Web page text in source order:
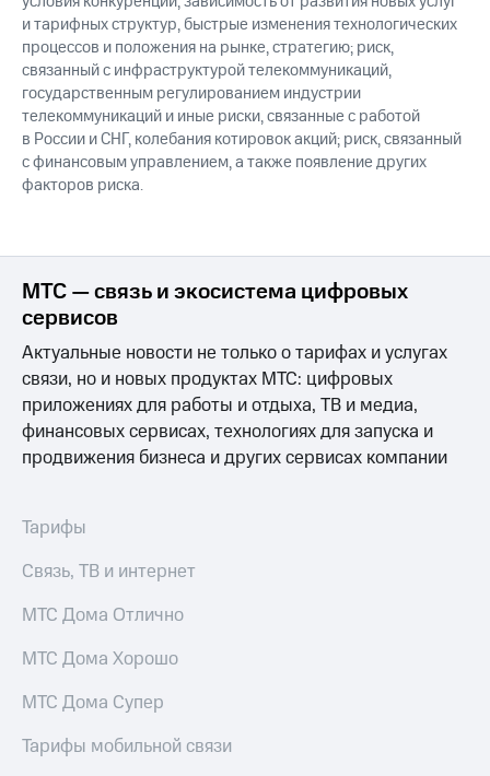
и тарифных структур, быстрые изменения технологических
процессов и положения на рынке, стратегию; риск,
связанный с инфраструктурой телекоммуникаций,
государственным регулированием индустрии
телекоммуникаций и иные риски, связанные с работой
в России и СНГ, колебания котировок акций; риск, связанный
с финансовым управлением, а также появление других
факторов риска.
МТС — связь и экосистема цифровых
сервисов
Актуальные новости не только о тарифах и услугах
связи, но и новых продуктах МТС: цифровых
приложениях для работы и отдыха, ТВ и медиа,
финансовых сервисах, технологиях для запуска и
продвижения бизнеса и других сервисах компании
Тарифы
Связь, ТВ и интернет
МТС Дома Отлично
МТС Дома Хорошо
МТС Дома Супер
Тарифы мобильной связи